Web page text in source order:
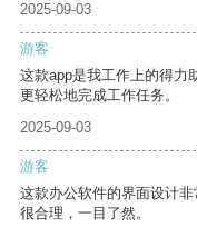
2025-09-03
游客
这款app是我工作上的得力
更轻松地完成工作任务。
2025-09-03
游客
这款办公软件的界面设计
很合理，一目了然。